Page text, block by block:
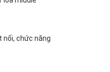
nối, chức năng